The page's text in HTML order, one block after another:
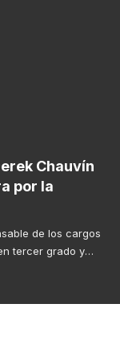
Chauvín
por la
de los cargos
tercer grado y…